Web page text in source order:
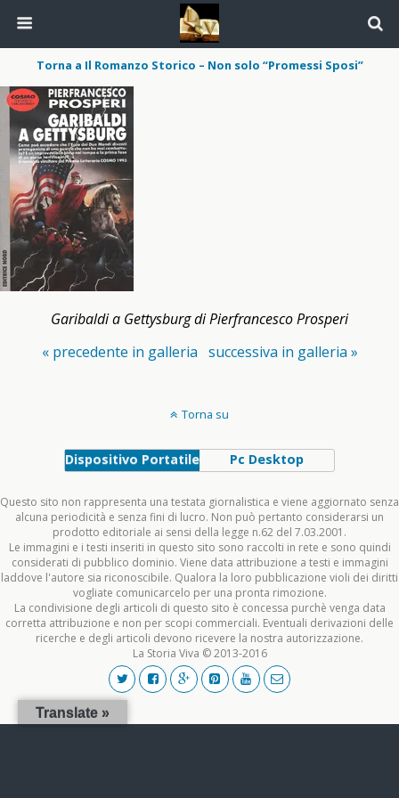
Torna a Il Romanzo Storico – Non solo “Promessi Sposi”
Garibaldi a Gettysburg di Pierfrancesco Prosperi
« precedente in galleria successiva in galleria »
Torna su
Dispositivo Portatile Pc Desktop
Questo sito non rappresenta una testata giornalistica e viene aggiornato senza
alcuna periodicità e senza fini di lucro. Non può pertanto considerarsi un
prodotto editoriale ai sensi della legge n.62 del 7.03.2001.
Le immagini e i testi inseriti in questo sito sono raccolti in rete e sono quindi
considerati di pubblico dominio. Viene data attribuzione a testi e immagini
laddove l'autore sia riconoscibile. Qualora la loro pubblicazione violi dei diritti
vogliate comunicarcelo per una pronta rimozione.
La condivisione degli articoli di questo sito è concessa purchè venga data
corretta attribuzione e non per scopi commerciali. Eventuali derivazioni delle
ricerche e degli articoli devono ricevere la nostra autorizzazione.
La Storia Viva © 2013-2016
Translate »